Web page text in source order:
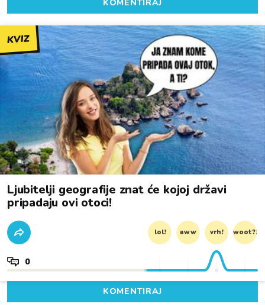
KOMENTIRAJ
KVIZ
Ljubitelji geografije znat će kojoj državi
pripadaju ovi otoci!
lol! aww vrh! woot?!
0
KOMENTIRAJ